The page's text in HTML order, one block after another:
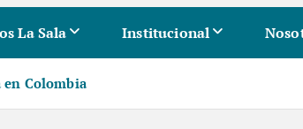
La Sala Institucional
en Colombia